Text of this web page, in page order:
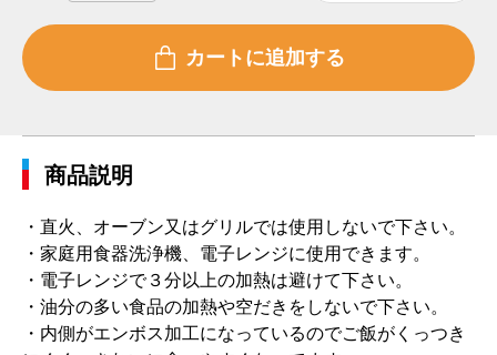
商品説明
・直火、オーブン又はグリルでは使用しないで下さい。
・家庭用食器洗浄機、電子レンジに使用できます。
・電子レンジで３分以上の加熱は避けて下さい。
・油分の多い食品の加熱や空だきをしないで下さい。
・内側がエンボス加工になっているのでご飯がくっつき